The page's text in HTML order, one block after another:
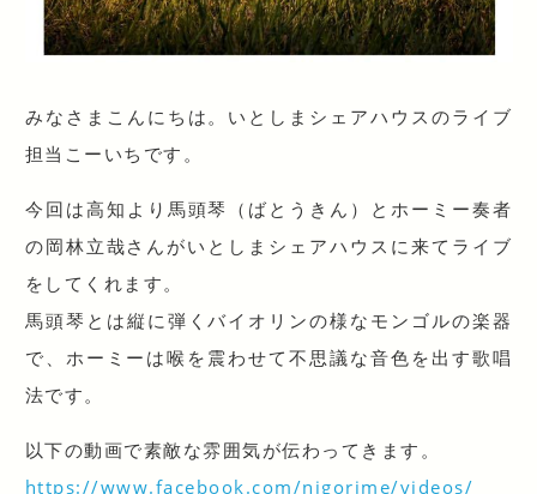
みなさまこんにちは。いとしまシェアハウスのライブ
担当 こーいちです。
今回は高知より馬頭琴（ばとうきん）とホーミー奏者
の岡林立哉さんがいとしまシェアハウスに来てライブ
をしてく れます。
馬頭琴とは縦に弾くバイオリンの様なモンゴルの楽器
で、 ホーミーは喉を震わせて不思議な音色を出す歌唱
法です。
以下の動画で素敵な雰囲気が伝わってきます。
https://www.facebook.com/nigorime/videos/